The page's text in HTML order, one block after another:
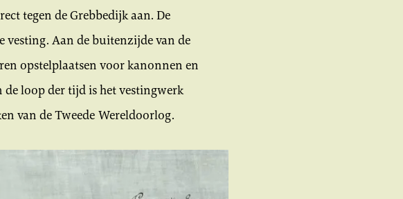
tegen de Grebbedijk aan. De
vesting. Aan de buitenzijde van de
opstelplaatsen voor kanonnen en
loop der tijd is het vestingwerk
van de Tweede Wereldoorlog.